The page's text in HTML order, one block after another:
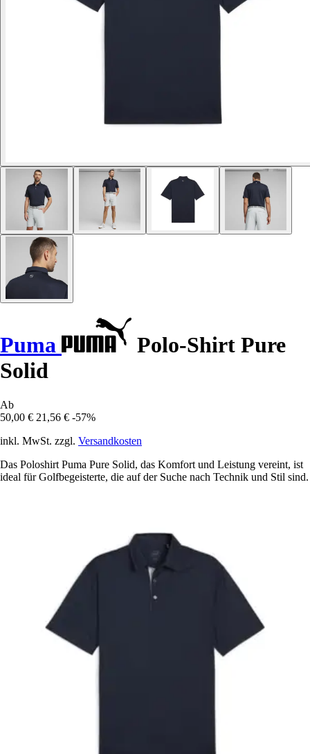
Puma
Polo-Shirt Pure
Solid
Ab
50,00 € 21,56 € -57%
inkl. MwSt. zzgl. Versandkosten
Das Poloshirt Puma Pure Solid, das Komfort und Leistung vereint, ist
ideal für Golfbegeisterte, die auf der Suche nach Technik und Stil sind.